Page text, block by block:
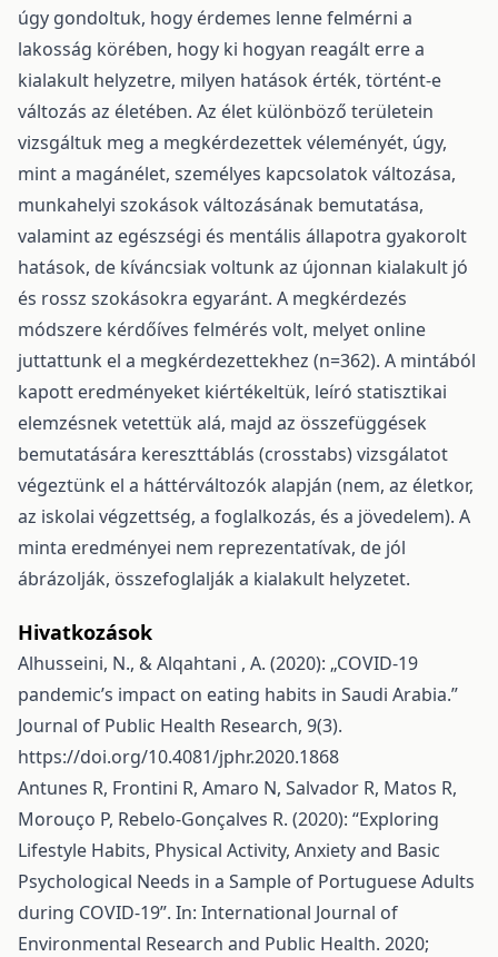
úgy gondoltuk, hogy érdemes lenne felmérni a
lakosság körében, hogy ki hogyan reagált erre a
kialakult helyzetre, milyen hatások érték, történt-e
változás az életében. Az élet különböző területein
vizsgáltuk meg a megkérdezettek véleményét, úgy,
mint a magánélet, személyes kapcsolatok változása,
munkahelyi szokások változásának bemutatása,
valamint az egészségi és mentális állapotra gyakorolt
hatások, de kíváncsiak voltunk az újonnan kialakult jó
és rossz szokásokra egyaránt. A megkérdezés
módszere kérdőíves felmérés volt, melyet online
juttattunk el a megkérdezettekhez (n=362). A mintából
kapott eredményeket kiértékeltük, leíró statisztikai
elemzésnek vetettük alá, majd az összefüggések
bemutatására kereszttáblás (crosstabs) vizsgálatot
végeztünk el a háttérváltozók alapján (nem, az életkor,
az iskolai végzettség, a foglalkozás, és a jövedelem). A
minta eredményei nem reprezentatívak, de jól
ábrázolják, összefoglalják a kialakult helyzetet.
Hivatkozások
Alhusseini, N., & Alqahtani , A. (2020): „COVID-19
pandemic’s impact on eating habits in Saudi Arabia.”
Journal of Public Health Research, 9(3).
https://doi.org/10.4081/jphr.2020.1868
Antunes R, Frontini R, Amaro N, Salvador R, Matos R,
Morouço P, Rebelo-Gonçalves R. (2020): “Exploring
Lifestyle Habits, Physical Activity, Anxiety and Basic
Psychological Needs in a Sample of Portuguese Adults
during COVID-19”. In: International Journal of
Environmental Research and Public Health. 2020;